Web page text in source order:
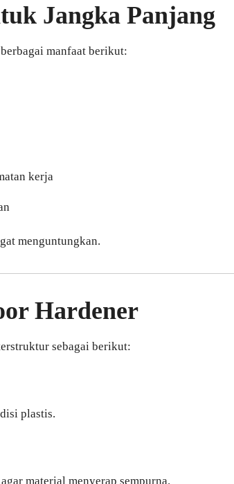
Jangka Panjang
manfaat berikut:
kerja
menguntungkan.
Hardener
sebagai berikut:
plastis.
material menyerap sempurna.